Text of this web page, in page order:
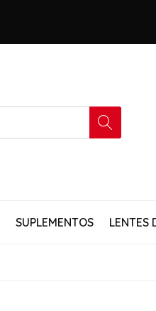
SUPLEMENTOS LENTES